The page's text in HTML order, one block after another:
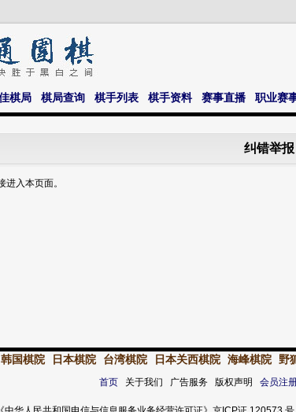
棋局 棋局查询 棋手列表 棋手资料 赛事直播 职业赛
纠错举报
入本页面。
韩国棋院 日本棋院 台湾棋院 日本关西棋院 海峰棋院 野
首页关于我们 广告服务 版权声明 会员注